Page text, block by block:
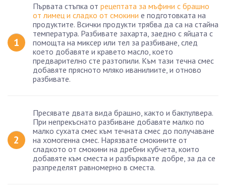
Първата стъпка от рецептата за мъфини с брашно
от лимец и сладко от смокини е подготовката на
продуктите. Всички продукти трябва да са на стайна
температура. Разбивате захарта, заедно с яйцата с
помощта на миксер или тел за разбиване, след
което добавяте и кравето масло, което
предварително сте разтопили. Към тази течна смес
добавяте прясното мляко иванилиите, и отново
разбивате.
Пресявате двата вида брашно, както и бакпулвера.
При непрекъснато разбиване добавяте малко по
малко сухата смес към течната смес до получаване
на хомогенна смес. Нарязвате смокините от
сладкото от смокини на дребни кубчета, които
добавяте към сместа и разбърквате добре, за да се
разпределят равномерно в сместа.